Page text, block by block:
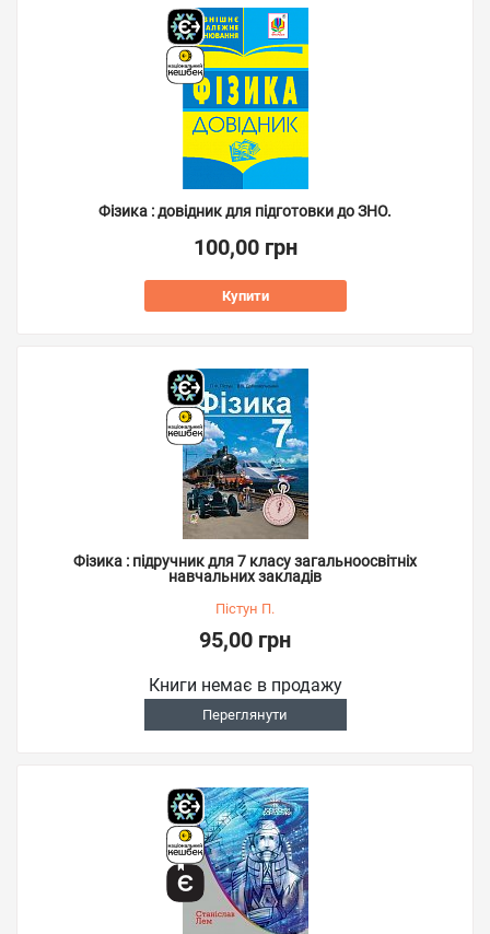
Фізика : довідник для підготовки до ЗНО.
100,00 грн
Купити
Фізика : підручник для 7 класу загальноосвітніх
навчальних закладів
Пістун П.
95,00 грн
Книги немає в продажу
Переглянути